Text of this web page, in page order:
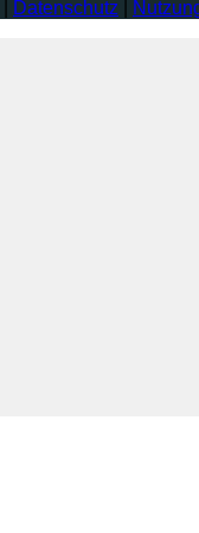
Datenschutz